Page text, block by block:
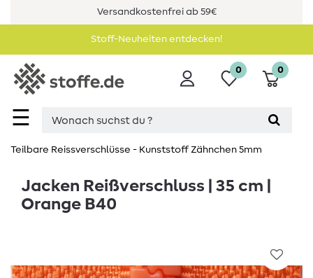
Versandkostenfrei ab 59€
Stoff-Neuheiten entdecken!
☰
0 0
Teilbare Reissverschlüsse - Kunststoff Zähnchen 5mm
Jacken Reißverschluss | 35 cm |
Orange B40